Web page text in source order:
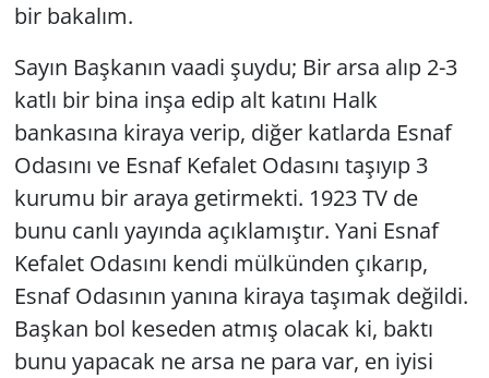
bir bakalım.
Sayın Başkanın vaadi şuydu; Bir arsa alıp 2-3
katlı bir bina inşa edip alt katını Halk
bankasına kiraya verip, diğer katlarda Esnaf
Odasını ve Esnaf Kefalet Odasını taşıyıp 3
kurumu bir araya getirmekti. 1923 TV de
bunu canlı yayında açıklamıştır. Yani Esnaf
Kefalet Odasını kendi mülkünden çıkarıp,
Esnaf Odasının yanına kiraya taşımak değildi.
Başkan bol keseden atmış olacak ki, baktı
bunu yapacak ne arsa ne para var, en iyisi